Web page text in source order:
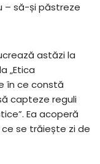
– să-și păstreze
astăzi la
„Etica
în ce constă
capteze reguli
Ea acoperă
se trăiește zi de